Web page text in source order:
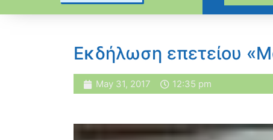
Εκδήλωση επετείου
May 31, 2017 12:35 pm